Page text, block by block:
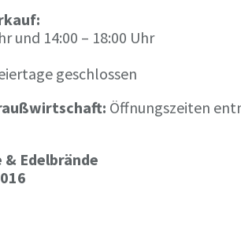
und 14:00 – 18:00 Uhr
geschlossen
Öffnungszeiten
Edelbrände